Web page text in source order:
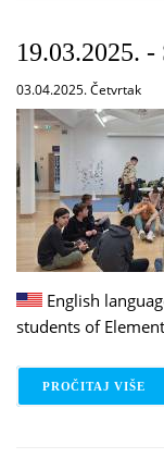
19.03.2025. -
03.04.2025. Četvrtak
English
students of
PROČITAJ VIŠE